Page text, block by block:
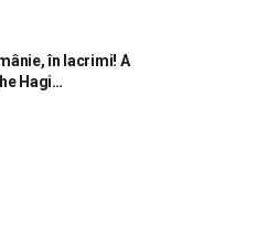
în lacrimi! A
Hagi…